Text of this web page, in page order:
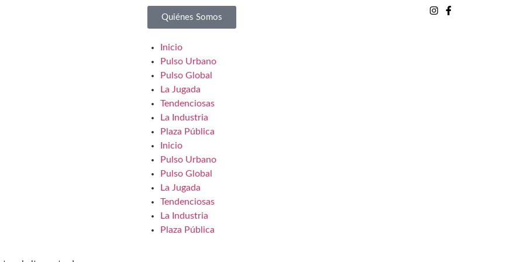
Quiénes Somos
Inicio
Pulso Urbano
Pulso Global
La Jugada
Tendenciosas
La Industria
Plaza Pública
Inicio
Pulso Urbano
Pulso Global
La Jugada
Tendenciosas
La Industria
Plaza Pública